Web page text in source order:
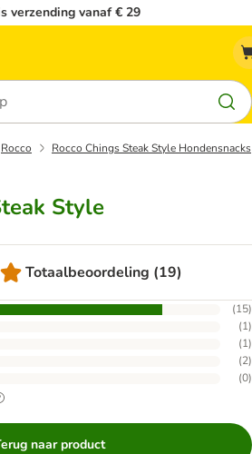
verzending vanaf € 29
Rocco Rocco Chings Steak Style Hondensnacks
Style
Totaalbeoordeling (19)
(15)
(1)
(1)
(2)
(0)
naar product